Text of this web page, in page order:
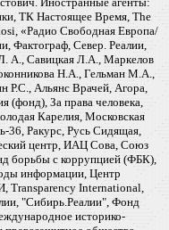
ТК Настоящее Время, The
«Радио Свободная Европа/
Фактограф, Север. Реалии,
А., Савицкая Л.А., Маркелов
Н.А., Гельман М.А.,
Альянс Врачей, Агора,
(фонд), За права человека,
Карелия, Московская
36, Ракурс, Русь Сидящая,
центр, ИАЦ Сова, Союз
борьбы с коррупцией (ФБК),
информации, Центр
Transparency International,
"Сибирь.Реалии", Фонд
историко-